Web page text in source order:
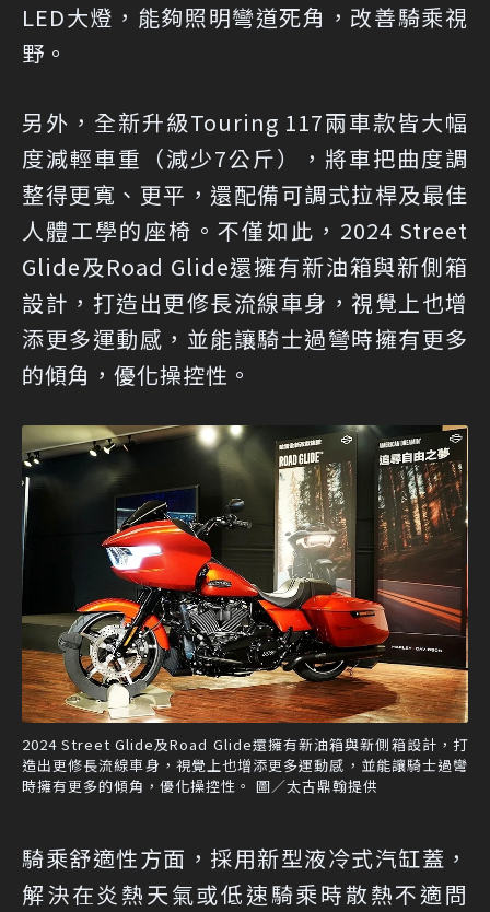
LED大燈，能夠照明彎道死角，改善騎乘視
野。
另外，全新升級Touring 117兩車款皆大幅
度減輕車重（減少7公斤），將車把曲度調
整得更寬、更平，還配備可調式拉桿及最佳
人體工學的座椅。不僅如此，2024 Street
Glide及Road Glide還擁有新油箱與新側箱
設計，打造出更修長流線車身，視覺上也增
添更多運動感，並能讓騎士過彎時擁有更多
的傾角，優化操控性。
2024 Street Glide及Road Glide還擁有新油箱與新側箱設計，打
造出更修長流線車身，視覺上也增添更多運動感，並能讓騎士過彎
時擁有更多的傾角，優化操控性。 圖／太古鼎翰提供
騎乘舒適性方面，採用新型液冷式汽缸蓋，
解決在炎熱天氣或低速騎乘時散熱不適問